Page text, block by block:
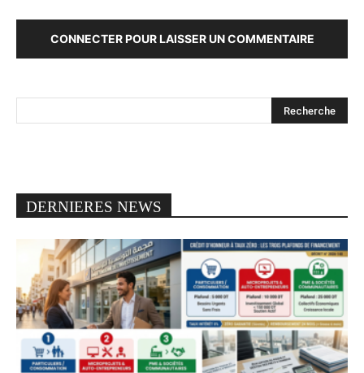
CONNECTER POUR LAISSER UN COMMENTAIRE
DERNIERES NEWS